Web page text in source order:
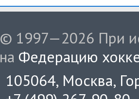
© 1997—2026 При
на Федерацию
105064, Москва,